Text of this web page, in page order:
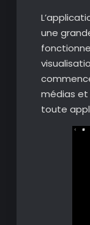
une
médias et
toute